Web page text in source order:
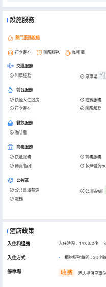
設施服務
熱門服務設施
行李寄存 叫醒服務 咖啡廳
交通服務
叫車服務 停車場
前台服務
快速入住退房 禮賓服務
行李寄存
叫醒服務
餐飲服務
咖啡廳
商務服務
快遞服務 商務服務
傳真/複印
多媒體演示
公共區
公共區域禁煙 公用區wifi
電梯
酒店政策
入住和退房 入住時間：14:00以後
入住方式 櫃枱服務時間：24小
停車場 收费 酒店提供停車